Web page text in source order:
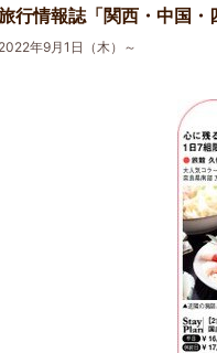
行情報誌「関西・中国・
2022年9月1日（木）～